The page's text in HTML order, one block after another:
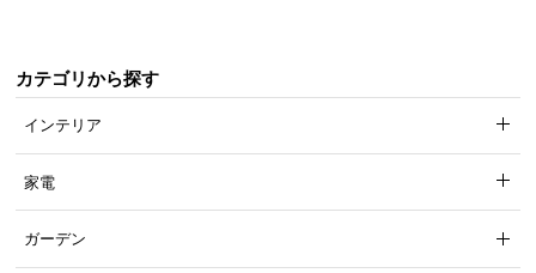
カテゴリから探す
インテリア
家電
ガーデン